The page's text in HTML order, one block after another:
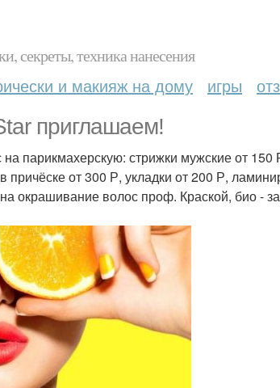
секреты, техника нанесения
и макияж на дому игры
приглашаем!
парикмахерскую: стрижки мужские от 150
причёске от 300 Р, укладки от 200 Р,
окрашивание волос проф. Краской, био -